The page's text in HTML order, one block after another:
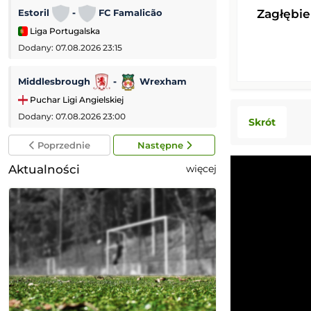
Estoril - FC Famalicão
Liga Portugalska
Dodany: 07.08.2026 23:15
Middlesbrough - Wrexham
Puchar Ligi Angielskiej
Dodany: 07.08.2026 23:00
AC Monza -
Dodany: 07.08.2026
Poprzednie Następne
Aktualności więcej
Skrót